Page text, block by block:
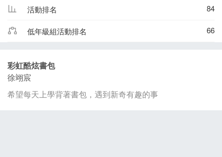
活動排名 84
低年級組活動排名 66
彩虹酷炫書包
徐翊宸
希望每天上學背著書包，遇到新奇有趣的事